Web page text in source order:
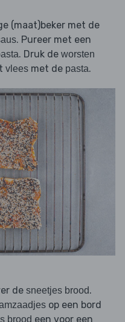
(maat)beker met de
. Pureer met een
. Druk de worsten
vlees met de pasta.
de sneetjes brood.
op een bord
brood een voor een